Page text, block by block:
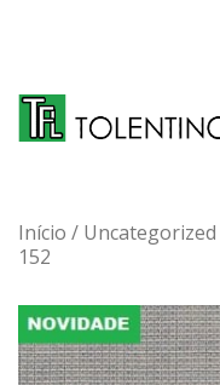
content
Início / Uncategorized
152